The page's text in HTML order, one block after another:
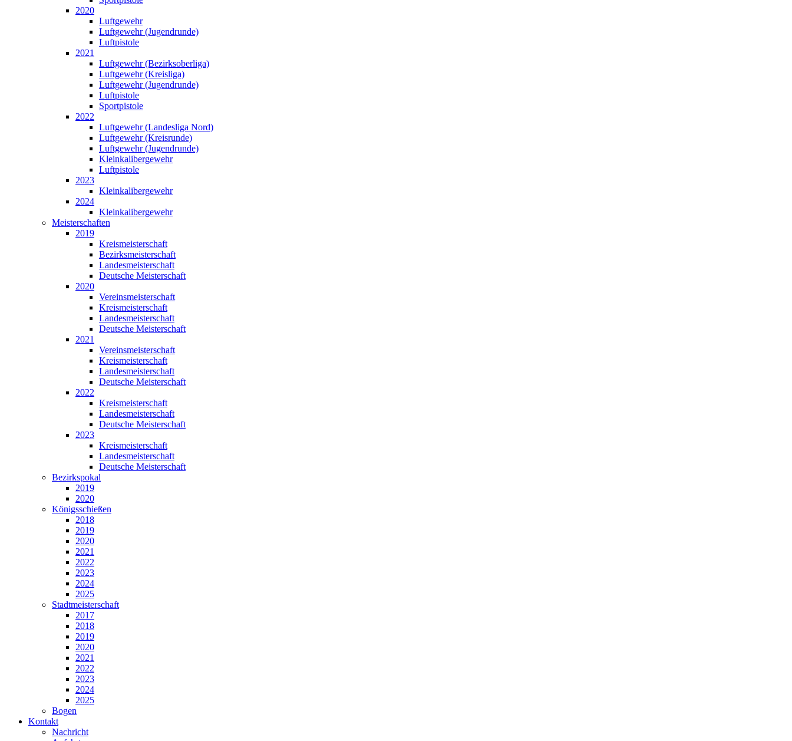
2020
Luftgewehr
Luftgewehr (Jugendrunde)
Luftpistole
2021
Luftgewehr (Bezirksoberliga)
Luftgewehr (Kreisliga)
Luftgewehr (Jugendrunde)
Luftpistole
Sportpistole
2022
Luftgewehr (Landesliga Nord)
Luftgewehr (Kreisrunde)
Luftgewehr (Jugendrunde)
Kleinkalibergewehr
Luftpistole
2023
Kleinkalibergewehr
2024
Kleinkalibergewehr
Meisterschaften
2019
Kreismeisterschaft
Bezirksmeisterschaft
Landesmeisterschaft
Deutsche Meisterschaft
2020
Vereinsmeisterschaft
Kreismeisterschaft
Landesmeisterschaft
Deutsche Meisterschaft
2021
Vereinsmeisterschaft
Kreismeisterschaft
Landesmeisterschaft
Deutsche Meisterschaft
2022
Kreismeisterschaft
Landesmeisterschaft
Deutsche Meisterschaft
2023
Kreismeisterschaft
Landesmeisterschaft
Deutsche Meisterschaft
Bezirkspokal
2019
2020
Königsschießen
2018
2019
2020
2021
2022
2023
2024
2025
Stadtmeisterschaft
2017
2018
2019
2020
2021
2022
2023
2024
2025
Bogen
Kontakt
Nachricht